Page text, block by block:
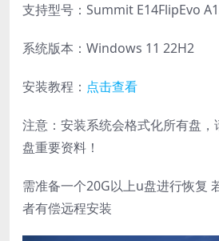
支持型号：Summit E14FlipEvo
系统版本：Windows 11 22H2
安装教程： 点击查看
注意：安装系统会格式化所有盘
盘重要资料！
需准备一个20G以上u盘进行恢复
者有偿远程安装